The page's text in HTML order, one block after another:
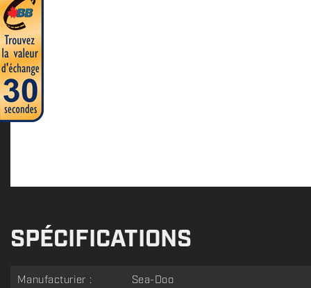
SPÉCIFICATIONS
Manufacturier :
Sea-Doo